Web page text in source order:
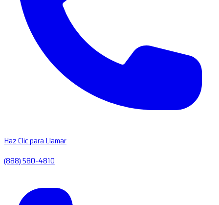
Haz Clic para Llamar
(888) 580-4810